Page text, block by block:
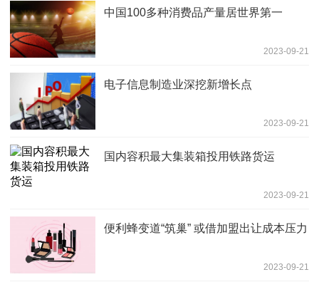
中国100多种消费品产量居世界第一
2023-09-21
电子信息制造业深挖新增长点
2023-09-21
国内容积最大集装箱投用铁路货运
2023-09-21
便利蜂变道“筑巢” 或借加盟出让成本压力
2023-09-21